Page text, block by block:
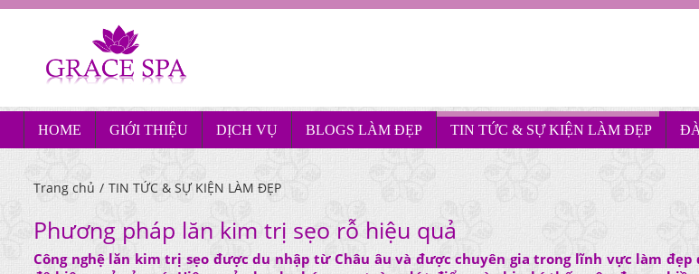
HOME GIỚI THIỆU DỊCH VỤ BLOGS LÀM ĐẸP TIN TỨC & SỰ KIỆN LÀM ĐẸP
Trang chủ / TIN TỨC & SỰ KIỆN LÀM ĐẸP
Phương pháp lăn kim trị sẹo rỗ hiệu quả
Công nghệ lăn kim trị sẹo được du nhập từ Châu âu và được chuyên gia trong lĩnh vực làm